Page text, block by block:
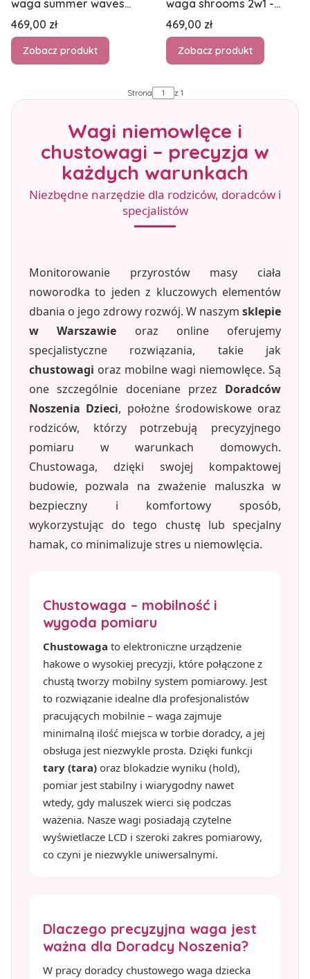
waga summer waves
2w1 - chusta kółkowa i
waga niemowlęca
Cena
469,00 zł
Zobacz produkt
waga shrooms 2w1 -
chusta kółkowa i waga
niemowlęca
Cena
469,00 zł
Zobacz produkt
Strona z 1
Wagi niemowlęce i
chustowagi – precyzja w
każdych warunkach
Niezbędne narzędzie dla rodziców, doradców i
specjalistów
Monitorowanie przyrostów masy ciała
noworodka to jeden z kluczowych elementów
dbania o jego zdrowy rozwój. W naszym sklepie
w Warszawie oraz online oferujemy
specjalistyczne rozwiązania, takie jak
chustowagi oraz mobilne wagi niemowlęce. Są
one szczególnie doceniane przez Doradców
Noszenia Dzieci, położne środowiskowe oraz
rodziców, którzy potrzebują precyzyjnego
pomiaru w warunkach domowych.
Chustowaga, dzięki swojej kompaktowej
budowie, pozwala na zważenie maluszka w
bezpieczny i komfortowy sposób,
wykorzystując do tego chustę lub specjalny
hamak, co minimalizuje stres u niemowlęcia.
Chustowaga – mobilność i
wygoda pomiaru
Chustowaga to elektroniczne urządzenie
hakowe o wysokiej precyzji, które połączone z
chustą tworzy mobilny system pomiarowy. Jest
to rozwiązanie idealne dla profesjonalistów
pracujących mobilnie – waga zajmuje
minimalną ilość miejsca w torbie doradcy, a jej
obsługa jest niezwykle prosta. Dzięki funkcji
tary (tara) oraz blokadzie wyniku (hold),
pomiar jest stabilny i wiarygodny nawet
wtedy, gdy maluszek wierci się podczas
ważenia. Nasze wagi posiadają czytelne
wyświetlacze LCD i szeroki zakres pomiarowy,
co czyni je niezwykle uniwersalnymi.
Dlaczego precyzyjna waga jest
ważna dla Doradcy Noszenia?
W pracy doradcy chustowego waga dziecka